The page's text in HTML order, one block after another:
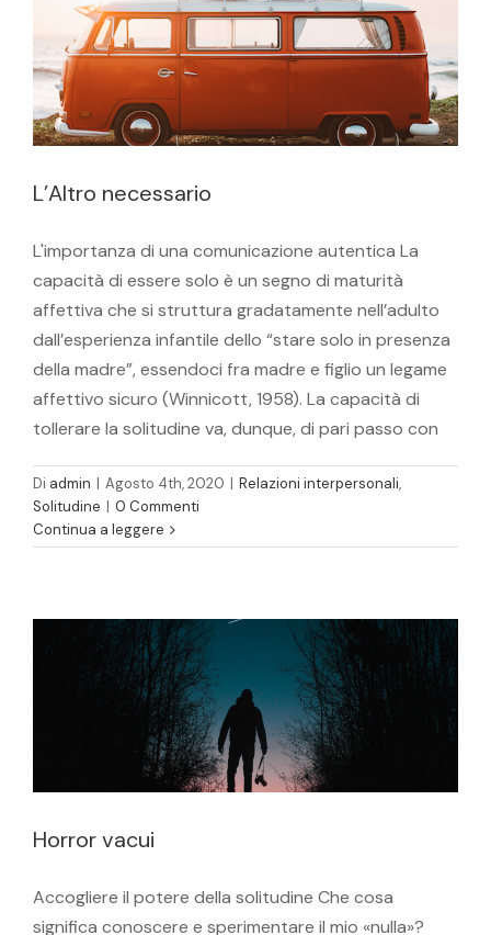
L’Altro necessario
L'importanza di una comunicazione autentica La
capacità di essere solo è un segno di maturità
affettiva che si struttura gradatamente nell’adulto
dall’esperienza infantile dello “stare solo in presenza
della madre”, essendoci fra madre e figlio un legame
affettivo sicuro (Winnicott, 1958). La capacità di
tollerare la solitudine va, dunque, di pari passo con
Di admin | Agosto 4th, 2020 | Relazioni interpersonali,
Solitudine | 0 Commenti
Continua a leggere
Horror vacui
Horror vacui
Accogliere il potere della solitudine Che cosa
significa conoscere e sperimentare il mio «nulla»?